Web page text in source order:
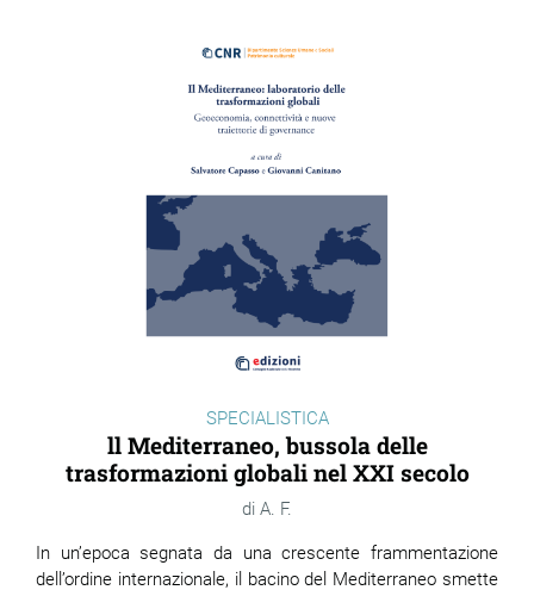
SPECIALISTICA
ll Mediterraneo, bussola delle
trasformazioni globali nel XXI secolo
A. F.
In un’epoca segnata da una crescente frammentazione
dell’ordine internazionale, il bacino del Mediterraneo smette